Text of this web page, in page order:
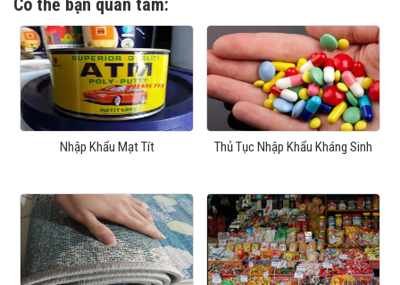
Có thể bạn quan tâm:
Nhập Khẩu Mạt Tít Thủ Tục Nhập Khẩu Kháng Sinh